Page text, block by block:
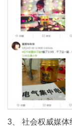
3、 社会权威媒